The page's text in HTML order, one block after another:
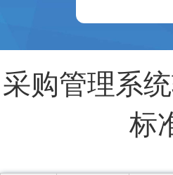
采购管理系
标